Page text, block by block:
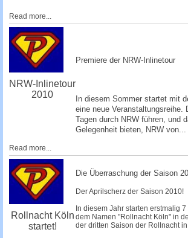
Read more...
NRW-Inlinetour
2010
Premiere der NRW-Inlinetour
In diesem Sommer startet mit
eine neue Veranstaltungsreihe.
Tagen durch NRW führen, und
Gelegenheit bieten, NRW von...
Read more...
Rollnacht Köln
startet!
Die Überraschung der Saison
Der Aprilscherz der Saison 2010!
In diesem Jahr starten erstmalig
dem Namen "Rollnacht Köln" in
der dritten Saison der Rollnacht